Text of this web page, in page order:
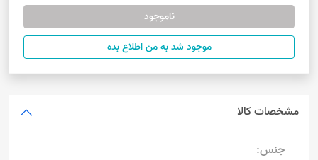
ناموجود
موجود شد به من اطلاع بده
مشخصات کالا
جنس: